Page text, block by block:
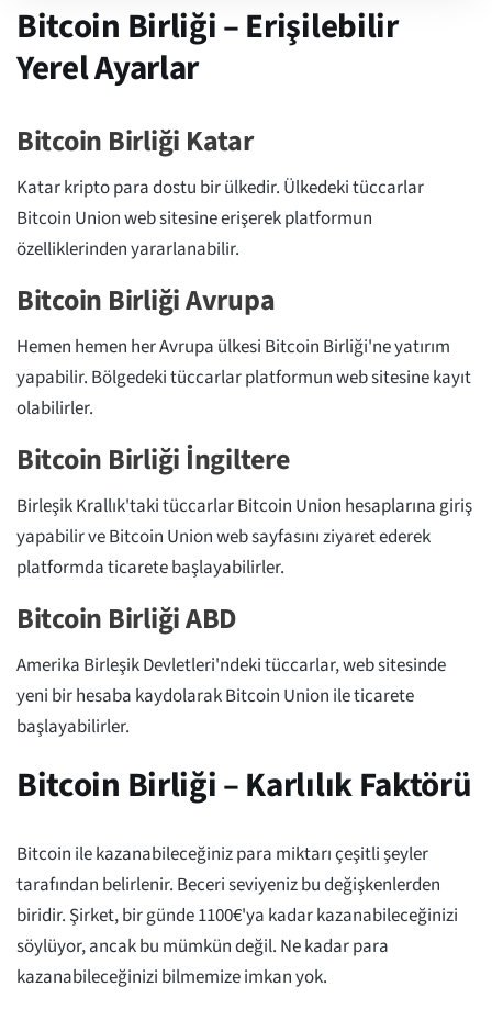
Bitcoin Birliği – Erişilebilir
Yerel Ayarlar
Bitcoin Birliği Katar
Katar kripto para dostu bir ülkedir. Ülkedeki tüccarlar
Bitcoin Union web sitesine erişerek platformun
özelliklerinden yararlanabilir.
Bitcoin Birliği Avrupa
Hemen hemen her Avrupa ülkesi Bitcoin Birliği'ne yatırım
yapabilir. Bölgedeki tüccarlar platformun web sitesine kayıt
olabilirler.
Bitcoin Birliği İngiltere
Birleşik Krallık'taki tüccarlar Bitcoin Union hesaplarına giriş
yapabilir ve Bitcoin Union web sayfasını ziyaret ederek
platformda ticarete başlayabilirler.
Bitcoin Birliği ABD
Amerika Birleşik Devletleri'ndeki tüccarlar, web sitesinde
yeni bir hesaba kaydolarak Bitcoin Union ile ticarete
başlayabilirler.
Bitcoin Birliği – Karlılık Faktörü
Bitcoin ile kazanabileceğiniz para miktarı çeşitli şeyler
tarafından belirlenir. Beceri seviyeniz bu değişkenlerden
biridir. Şirket, bir günde 1100€'ya kadar kazanabileceğinizi
söylüyor, ancak bu mümkün değil. Ne kadar para
kazanabileceğinizi bilmemize imkan yok.